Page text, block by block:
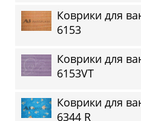
Коврики для
6153
Коврики для
6153VT
Коврики для
6344 R